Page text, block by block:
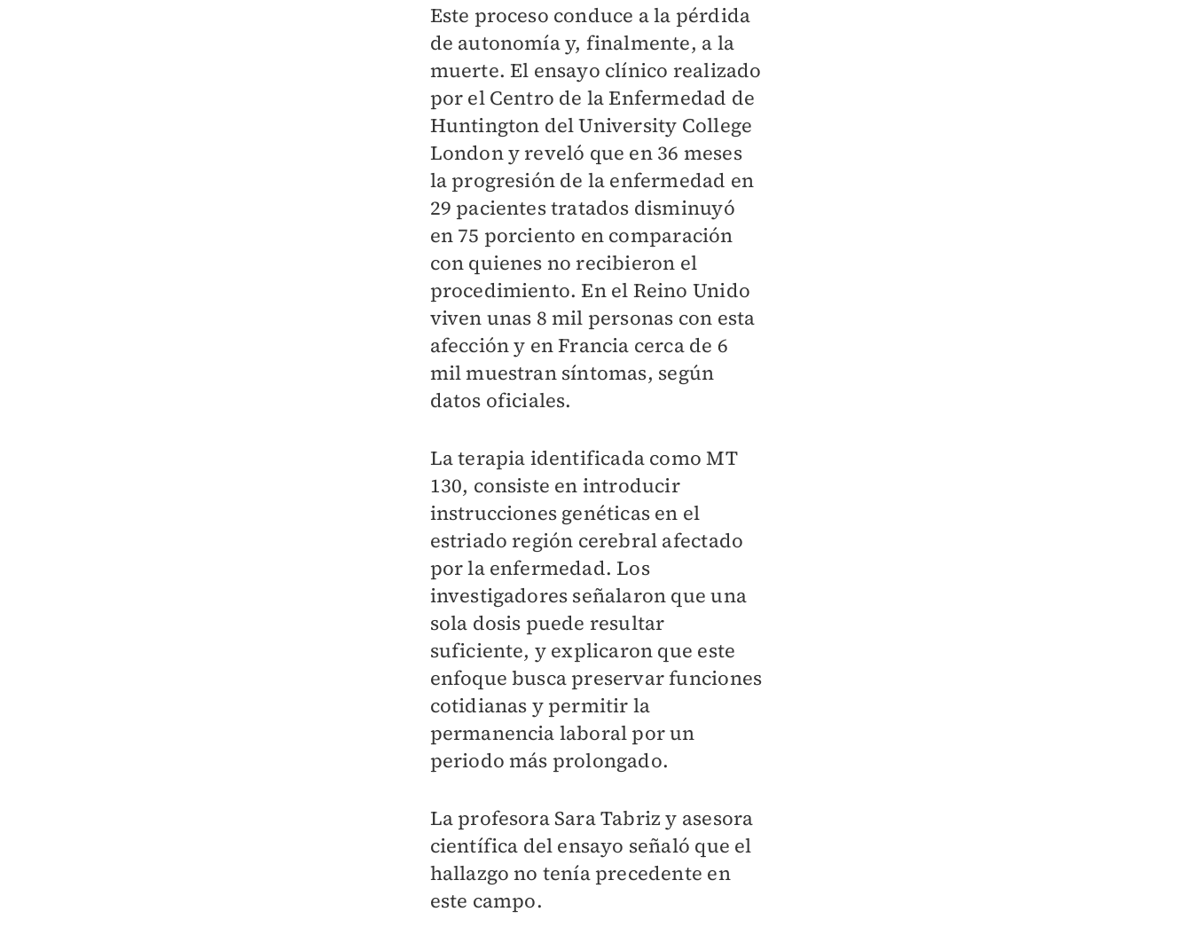
Este proceso conduce a la pérdida
de autonomía y, finalmente, a la
muerte. El ensayo clínico realizado
por el Centro de la Enfermedad de
Huntington del University College
London y reveló que en 36 meses
la progresión de la enfermedad en
29 pacientes tratados disminuyó
en 75 porciento en comparación
con quienes no recibieron el
procedimiento. En el Reino Unido
viven unas 8 mil personas con esta
afección y en Francia cerca de 6
mil muestran síntomas, según
datos oficiales.
La terapia identificada como MT
130, consiste en introducir
instrucciones genéticas en el
estriado región cerebral afectado
por la enfermedad. Los
investigadores señalaron que una
sola dosis puede resultar
suficiente, y explicaron que este
enfoque busca preservar funciones
cotidianas y permitir la
permanencia laboral por un
periodo más prolongado.
La profesora Sara Tabriz y asesora
científica del ensayo señaló que el
hallazgo no tenía precedente en
este campo.